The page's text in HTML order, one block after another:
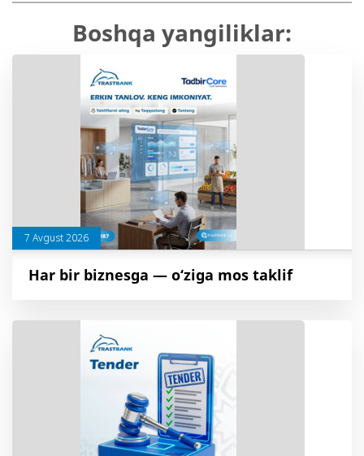
Boshqa yangiliklar:
7 Avgust 2026
Har bir biznesga — o‘ziga mos taklif